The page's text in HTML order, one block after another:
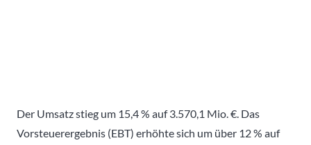
Der Umsatz stieg um 15,4 % auf 3.570,1 Mio. €. Das
Vorsteuerergebnis (EBT) erhöhte sich um über 12 % auf